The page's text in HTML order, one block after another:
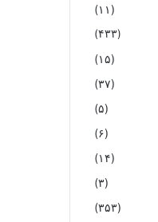
(۱۱)
(۴۳۳)
(۱۵)
(۳۷)
(۵)
(۶)
(۱۴)
(۳)
(۳۵۳)